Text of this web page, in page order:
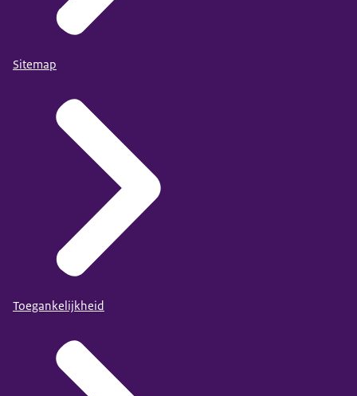
Sitemap
Toegankelijkheid